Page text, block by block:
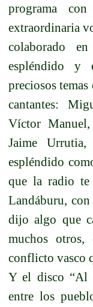
programa
extraordinaria
colaborado
espléndido y
preciosos
cantantes:
Víctor
Jaime
espléndido
que la radio
Landáburu,
dijo algo que
muchos otros,
conflicto vasco
Y el disco “Al
entre los